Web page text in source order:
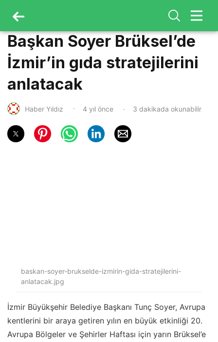
Başkan Soyer Brüksel’de
İzmir’in gıda stratejilerini
anlatacak
Haber Yıldız 4 yıl önce 3 dakikada okunabilir
baskan-soyer-brukselde-izmirin-gida-stratejilerini-
anlatacak.jpg
İzmir Büyükşehir Belediye Başkanı Tunç Soyer, Avrupa
kentlerini bir araya getiren yılın en büyük etkinliği 20.
Avrupa Bölgeler ve Şehirler Haftası için yarın Brüksel’e